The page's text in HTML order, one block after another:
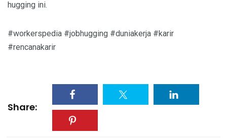
hugging ini.
#workerspedia #jobhugging #duniakerja #karir
#rencanakarir
Share: